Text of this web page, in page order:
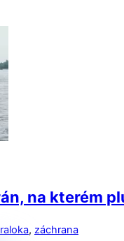
na kterém
, záchrana